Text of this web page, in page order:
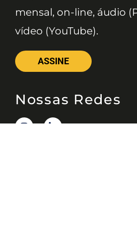
mensal, on-line, áudio
vídeo (YouTube).
ASSINE
Nossas Redes